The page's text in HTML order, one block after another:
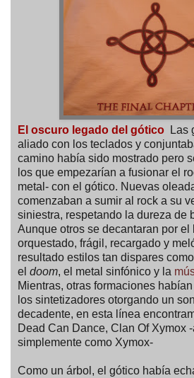
El oscuro legado del gótico
Las
aliado con los teclados y
camino había sido mostrado pero
los que empezarían a fusionar el
metal- con el gótico. Nuevas
comenzaban a sumir al rock a su
siniestra, respetando la dureza de
Aunque otros se decantaran por el
orquestado, frágil, recargado y
resultado estilos tan dispares
el doom, el metal sinfónico y la
Mientras, otras formaciones
los sintetizadores otorgando un
decadente, en esta línea
Dead Can Dance, Clan Of Xymox
simplemente como Xymox-
Como un árbol, el gótico había